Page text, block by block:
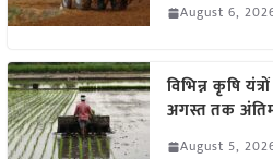
August 6,
विभिन्न कृषि
अगस्त तक
August 5,